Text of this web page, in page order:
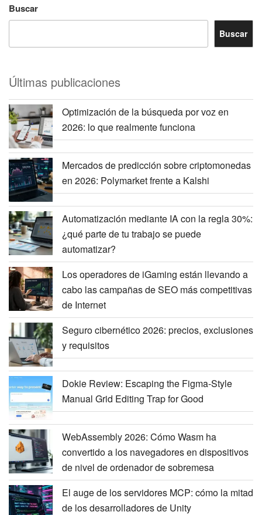
Buscar
Buscar
Últimas publicaciones
Optimización de la búsqueda por voz en
2026: lo que realmente funciona
Mercados de predicción sobre criptomonedas
en 2026: Polymarket frente a Kalshi
Automatización mediante IA con la regla 30%:
¿qué parte de tu trabajo se puede
automatizar?
Los operadores de iGaming están llevando a
cabo las campañas de SEO más competitivas
de Internet
Seguro cibernético 2026: precios, exclusiones
y requisitos
Dokie Review: Escaping the Figma-Style
Manual Grid Editing Trap for Good
WebAssembly 2026: Cómo Wasm ha
convertido a los navegadores en dispositivos
de nivel de ordenador de sobremesa
El auge de los servidores MCP: cómo la mitad
de los desarrolladores de Unity